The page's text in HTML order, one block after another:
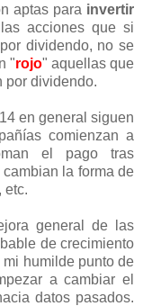
aptas para invertir
acciones que si
dividendo, no se
"rojo" aquellas que
por dividendo.
en general siguen
comienzan a
el pago tras
la forma de
etc.
general de las
de crecimiento
humilde punto de
a cambiar el
datos pasados.